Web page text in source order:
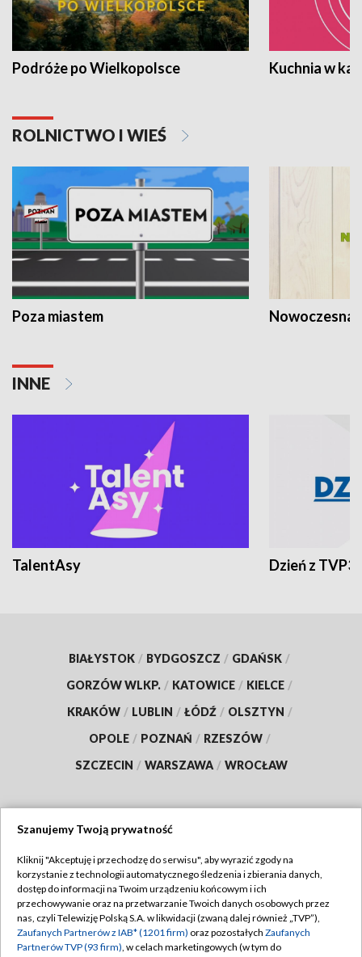
Podróże po Wielkopolsce Kuchnia w
ROLNICTWO I WIEŚ
Poza miastem Nowoczesna
INNE
TalentAsy Dzień z TVP3
BIAŁYSTOK / BYDGOSZCZ / GDAŃSK /
GORZÓW WLKP. / KATOWICE / KIELCE /
KRAKÓW / LUBLIN / ŁÓDŹ / OLSZTYN /
OPOLE / POZNAŃ / RZESZÓW /
SZCZECIN / WARSZAWA / WROCŁAW
TVP
Abonament TVP
Emisja w TVP
Regulamin TVP
Polityka prywatności
Szanujemy Twoją prywatność
Kliknij "Akceptuję i przechodzę do serwisu", aby wyrazić zgody na
korzystanie z technologii automatycznego śledzenia i zbierania danych,
dostęp do informacji na Twoim urządzeniu końcowym i ich
przechowywanie oraz na przetwarzanie Twoich danych osobowych przez
nas, czyli Telewizję Polską S.A. w likwidacji (zwaną dalej również „TVP”),
Zaufanych Partnerów z IAB* (1201 firm) oraz pozostałych Zaufanych
Partnerów TVP (93 firm), w celach marketingowych (w tym do